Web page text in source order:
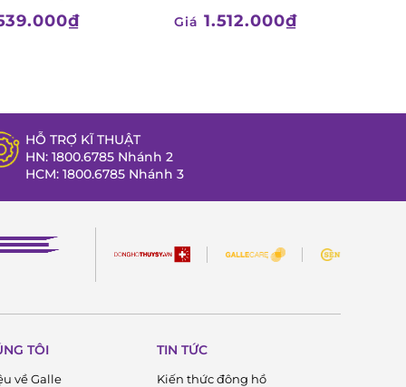
Giá 1.512.000₫
HỖ TRỢ KĨ THUẬT
HN: 1800.6785 Nhánh 2
HCM: 1800.6785 Nhánh 3
TÔI
về Galle
TIN TỨC
Kiến thức đông hồ